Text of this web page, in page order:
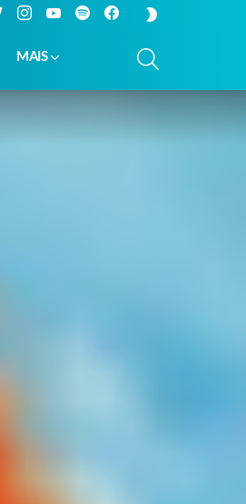
TwitterInstagramYouTubeSpotify Facebook
MAIS